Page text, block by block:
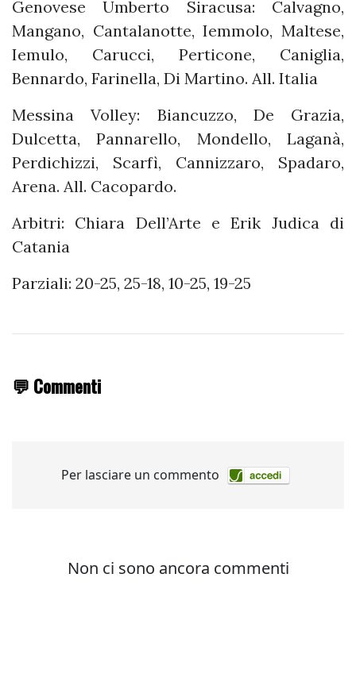
Genovese Umberto Siracusa: Calvagno,
Mangano, Cantalanotte, Iemmolo, Maltese,
Iemulo, Carucci, Perticone, Caniglia,
Bennardo, Farinella, Di Martino. All. Italia
Messina Volley: Biancuzzo, De Grazia,
Dulcetta, Pannarello, Mondello, Laganà,
Perdichizzi, Scarfì, Cannizzaro, Spadaro,
Arena. All. Cacopardo.
Arbitri: Chiara Dell’Arte e Erik Judica di
Catania
Parziali: 20-25, 25-18, 10-25, 19-25
💬 Commenti